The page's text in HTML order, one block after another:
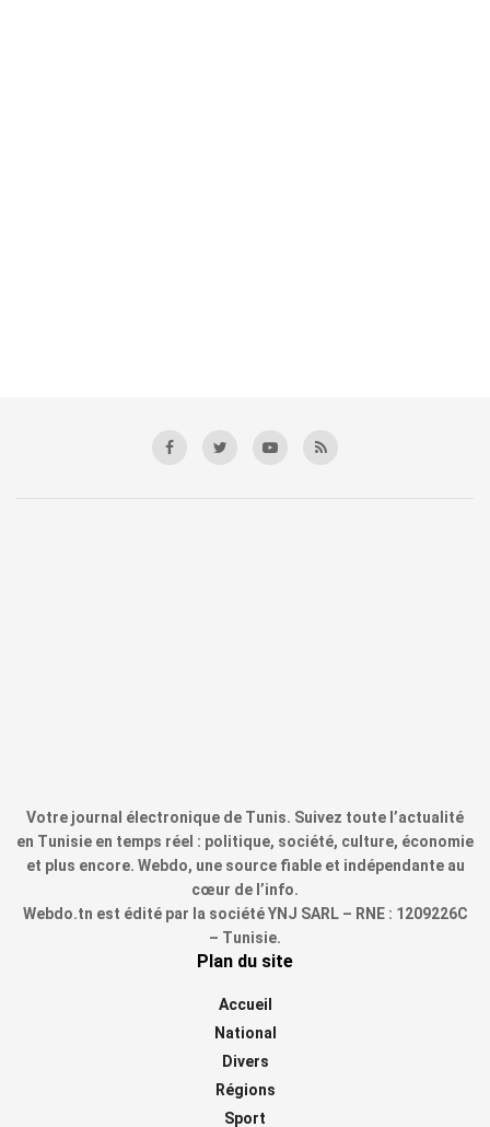
Votre journal électronique de Tunis. Suivez toute l’actualité
en Tunisie en temps réel : politique, société, culture, économie
et plus encore. Webdo, une source fiable et indépendante au
cœur de l’info.
Webdo.tn est édité par la société YNJ SARL – RNE : 1209226C
– Tunisie.
Plan du site
Accueil
National
Divers
Régions
Sport